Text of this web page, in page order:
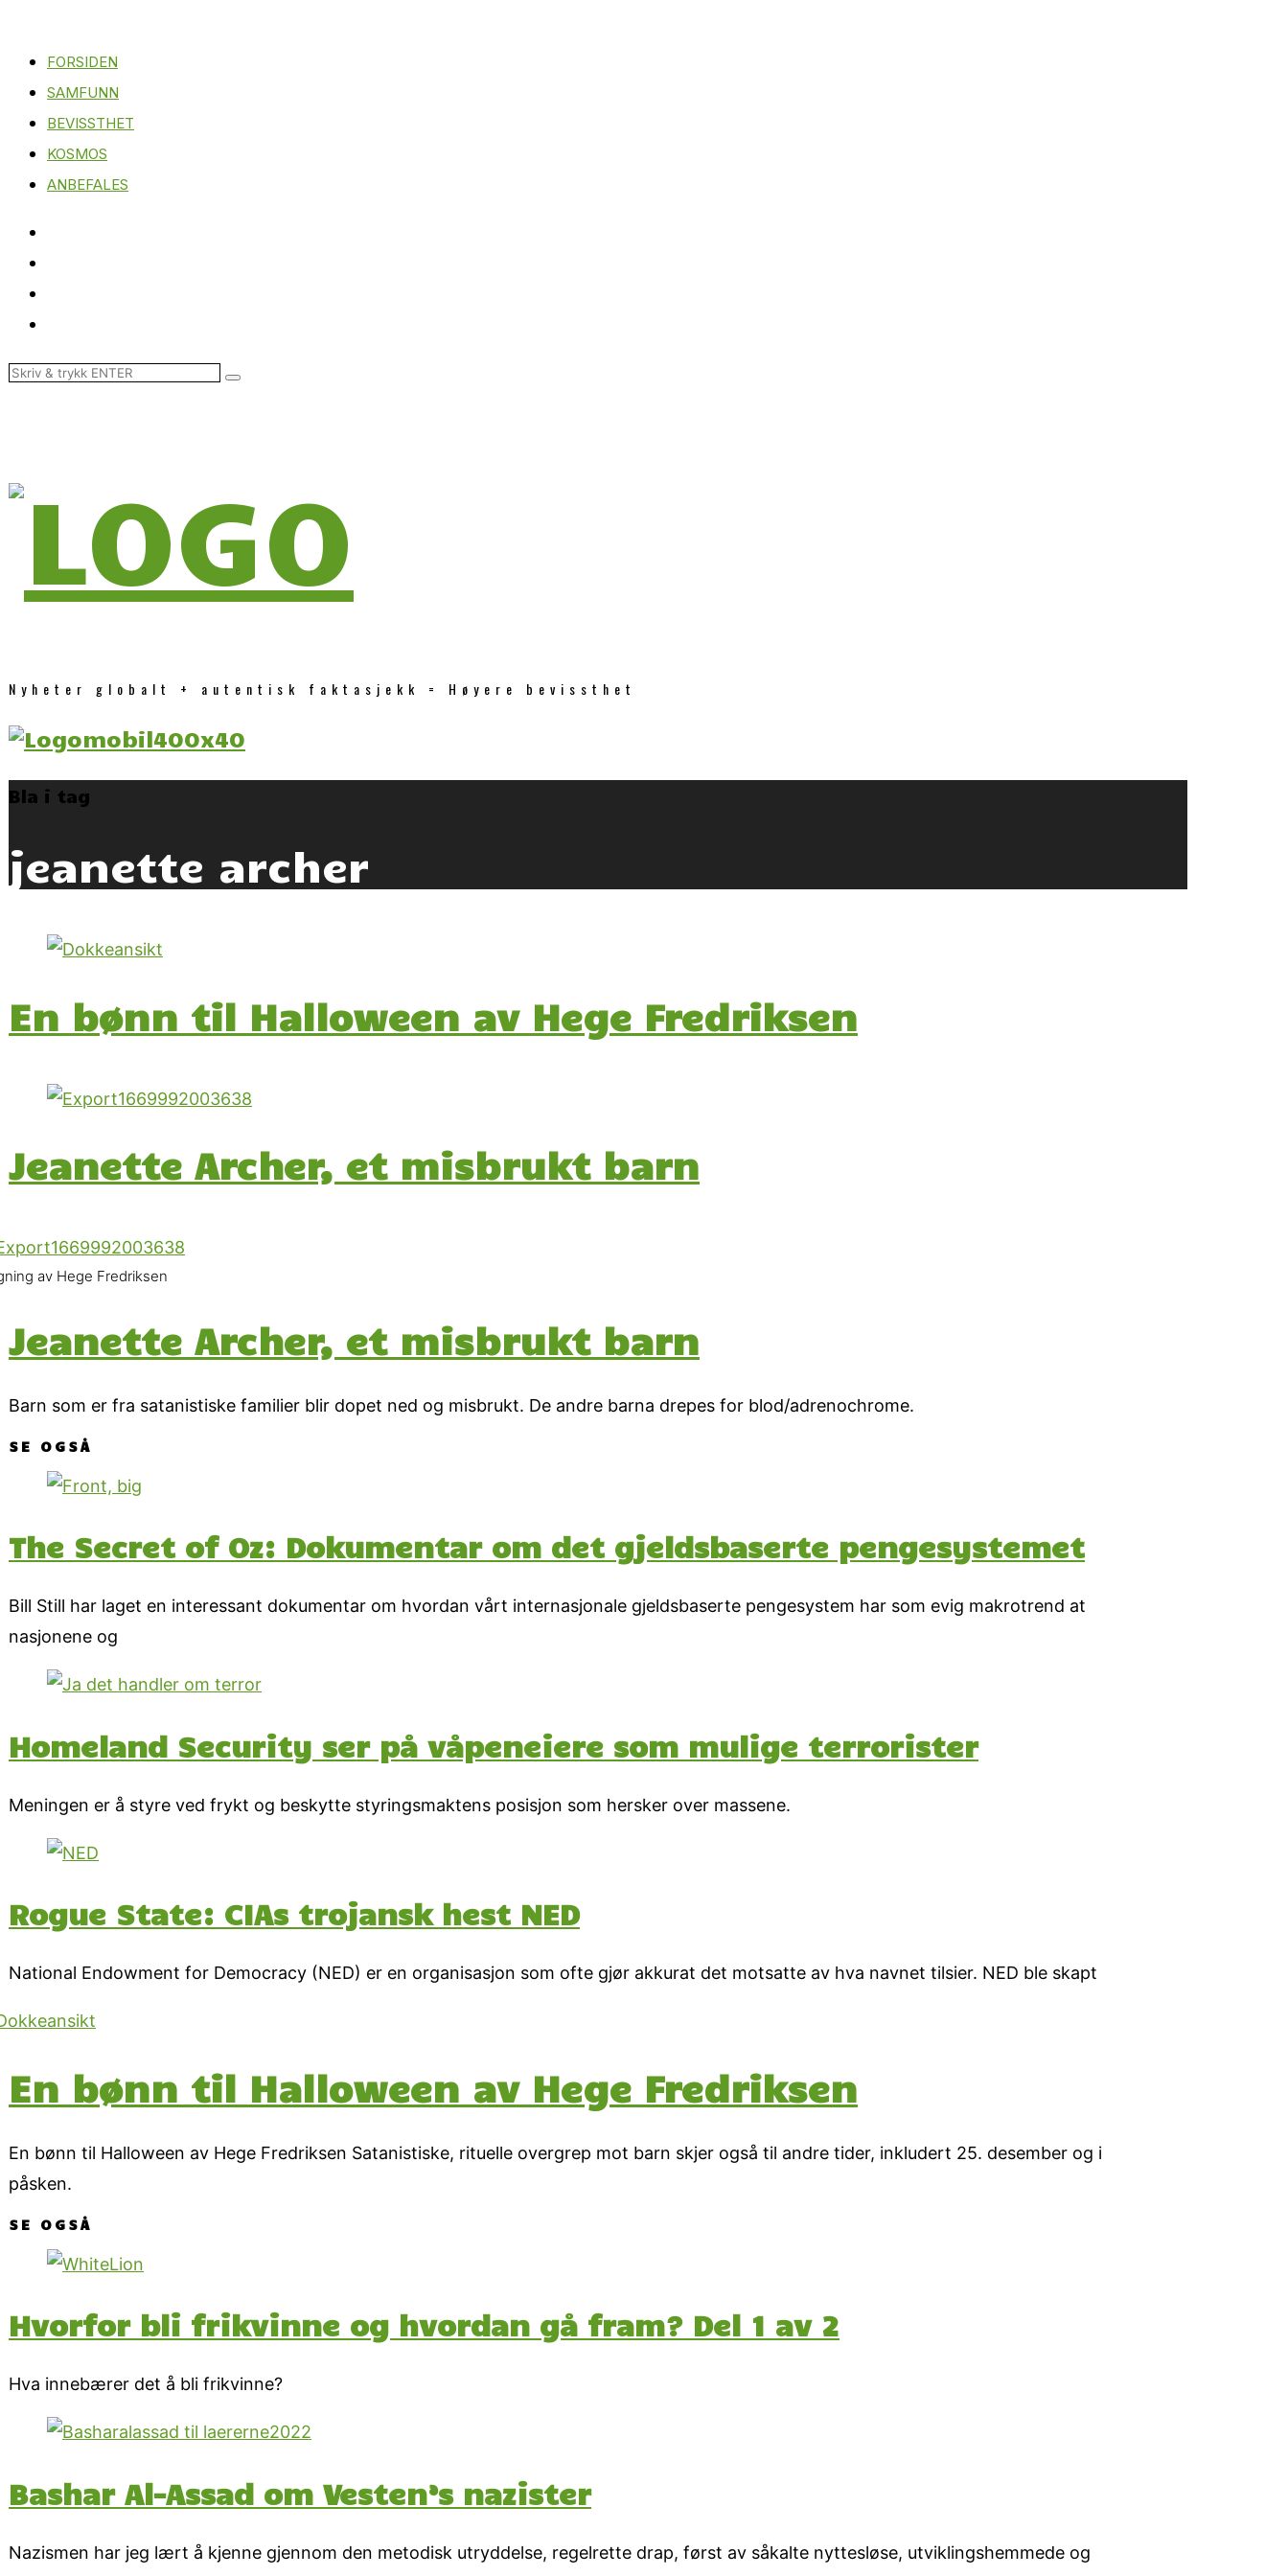
FORSIDEN
SAMFUNN
BEVISSTHET
KOSMOS
ANBEFALES
Nyheter globalt + autentisk faktasjekk = Høyere bevissthet
Bla i tag
jeanette archer
En bønn til Halloween av Hege Fredriksen
Jeanette Archer, et misbrukt barn
av Hege Fredriksen
Jeanette Archer, et misbrukt barn
Barn som er fra satanistiske familier blir dopet ned og misbrukt. De andre barna drepes for blod/adrenochrome.
SE OGSÅ
The Secret of Oz: Dokumentar om det gjeldsbaserte pengesystemet
Bill Still har laget en interessant dokumentar om hvordan vårt internasjonale gjeldsbaserte pengesystem har som evig makrotrend at
nasjonene og
Homeland Security ser på våpeneiere som mulige terrorister
Meningen er å styre ved frykt og beskytte styringsmaktens posisjon som hersker over massene.
Rogue State: CIAs trojansk hest NED
National Endowment for Democracy (NED) er en organisasjon som ofte gjør akkurat det motsatte av hva navnet tilsier. NED ble skapt
En bønn til Halloween av Hege Fredriksen
En bønn til Halloween av Hege Fredriksen Satanistiske, rituelle overgrep mot barn skjer også til andre tider, inkludert 25. desember og i
påsken.
SE OGSÅ
Hvorfor bli frikvinne og hvordan gå fram? Del 1 av 2
Hva innebærer det å bli frikvinne?
Bashar Al-Assad om Vesten’s nazister
Nazismen har jeg lært å kjenne gjennom den metodisk utryddelse, regelrette drap, først av såkalte nyttesløse, utviklingshemmede og